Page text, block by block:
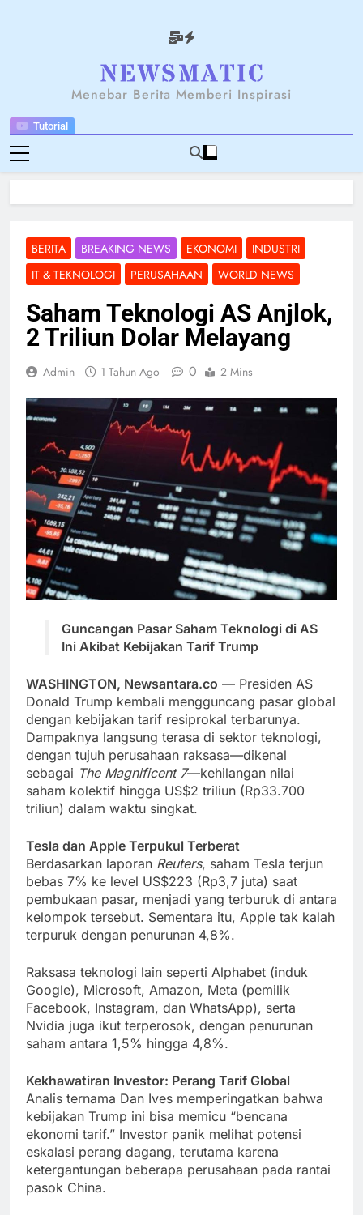
Tutorial
NEWSANTARA
Menebar Berita Memberi Inspirasi
BERITA BREAKING NEWS EKONOMI
INDUSTRI
IT & TEKNOLOGI
PERUSAHAAN WORLD NEWS
Saham Teknologi AS Anjlok,
2 Triliun Dolar Melayang
Admin 1 Tahun Ago 0 2 Mins
Guncangan Pasar Saham Teknologi di AS
Ini Akibat Kebijakan Tarif Trump
WASHINGTON, Newsantara.co — Presiden AS
Donald Trump kembali mengguncang pasar global
dengan kebijakan tarif resiprokal terbarunya.
Dampaknya langsung terasa di sektor teknologi,
dengan tujuh perusahaan raksasa—dikenal
sebagai The Magnificent 7—kehilangan nilai
saham kolektif hingga US$2 triliun (Rp33.700
triliun) dalam waktu singkat.
Tesla dan Apple Terpukul Terberat
Berdasarkan laporan Reuters, saham Tesla terjun
bebas 7% ke level US$223 (Rp3,7 juta) saat
pembukaan pasar, menjadi yang terburuk di antara
kelompok tersebut. Sementara itu, Apple tak kalah
terpuruk dengan penurunan 4,8%.
Raksasa teknologi lain seperti Alphabet (induk
Google), Microsoft, Amazon, Meta (pemilik
Facebook, Instagram, dan WhatsApp), serta
Nvidia juga ikut terperosok, dengan penurunan
saham antara 1,5% hingga 4,8%.
Kekhawatiran Investor: Perang Tarif Global
Analis ternama Dan Ives memperingatkan bahwa
kebijakan Trump ini bisa memicu “bencana
ekonomi tarif.” Investor panik melihat potensi
eskalasi perang dagang, terutama karena
ketergantungan beberapa perusahaan pada rantai
pasok China.